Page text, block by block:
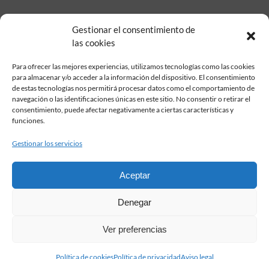
Gestionar el consentimiento de
las cookies
Para ofrecer las mejores experiencias, utilizamos tecnologías como las cookies
para almacenar y/o acceder a la información del dispositivo. El consentimiento
de estas tecnologías nos permitirá procesar datos como el comportamiento de
navegación o las identificaciones únicas en este sitio. No consentir o retirar el
consentimiento, puede afectar negativamente a ciertas características y
funciones.
Gestionar los servicios
Aceptar
Denegar
Ver preferencias
Política de cookiesPolítica de privacidadAviso legal
Fundación Pastor de Estudios Clásicos
Calle Serrano, 107. Madrid, 28006.
915617236
2026 Todos los derechos reservados © Fundación Pastor. Sitio web
Condiciones de contratación
Aviso legal